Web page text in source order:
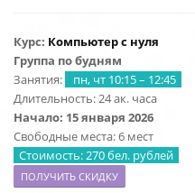
Курс: Компьютер с нуля
Группа по будням
Занятия:
пн, чт 10:15 – 12:45
Длительность: 24 ак. часа
Начало: 15 января 2026
Свободные места: 6 мест
Стоимость: 270 бел. рублей
ПОЛУЧИТЬ СКИДКУ